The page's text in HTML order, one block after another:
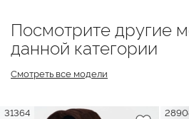
Посмотрите другие
данной категории
Смотреть все модели
31364